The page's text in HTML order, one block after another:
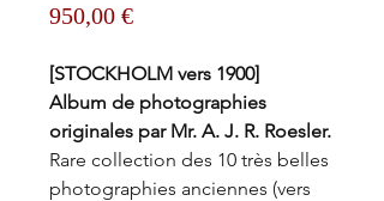
950,00 €Prix
[STOCKHOLM vers 1900]
Album de photographies
originales par Mr. A. J. R. Roesler.
Rare collection des 10 très belles
photographies anciennes (vers